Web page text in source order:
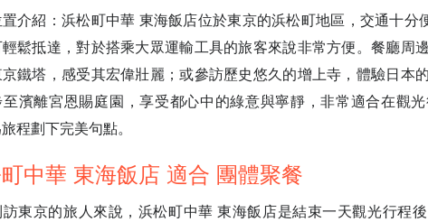
介紹：浜松町中華 東海飯店位於東京的浜松町地區，交通十分
鬆抵達，對於搭乘大眾運輸工具的旅客來說非常方便。餐廳周
鐵塔，感受其宏偉壯麗；或參訪歷史悠久的增上寺，體驗日本
濱離宮恩賜庭園，享受都心中的綠意與寧靜，非常適合在觀
程劃下完美句點。
中華 東海飯店 適合 團體聚餐
東京的旅人來說，浜松町中華 東海飯店是結束一天觀光行程